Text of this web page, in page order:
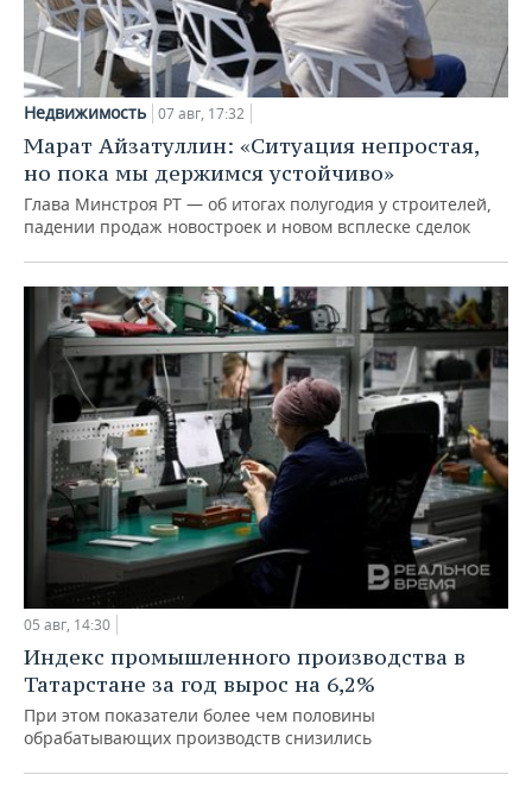
Недвижимость 07 авг, 17:32
Марат Айзатуллин: «Ситуация непростая,
но пока мы держимся устойчиво»
Глава Минстроя РТ — об итогах полугодия у строителей,
падении продаж новостроек и новом всплеске сделок
05 авг, 14:30
Индекс промышленного производства в
Татарстане за год вырос на 6,2%
При этом показатели более чем половины
обрабатывающих производств снизились